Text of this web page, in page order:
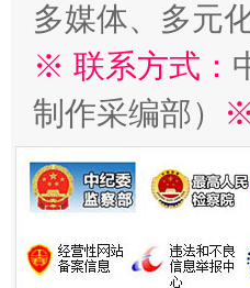
多媒体、多元
※ 联系方式：
制作采编部）